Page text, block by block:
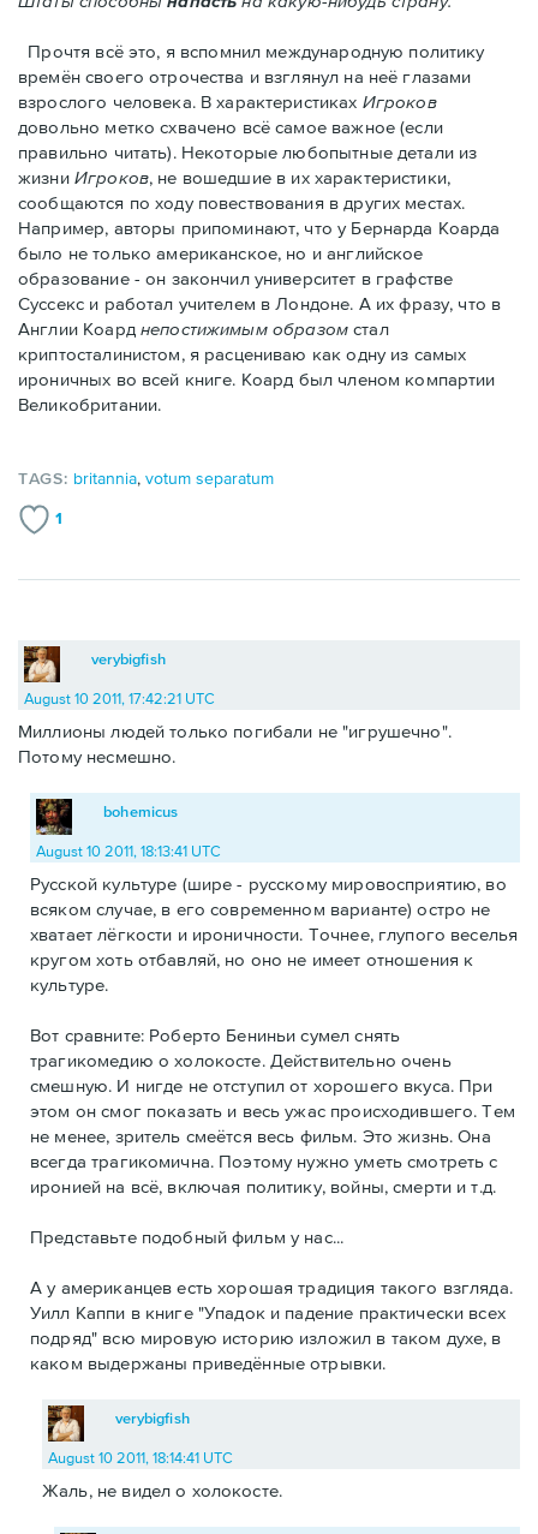
Прочтя всё это, я вспомнил международную политику
времён своего отрочества и взглянул на неё глазами
взрослого человека. В характеристиках Игроков
довольно метко схвачено всё самое важное (если
правильно читать). Некоторые любопытные детали из
жизни Игроков, не вошедшие в их характеристики,
сообщаются по ходу повествования в других местах.
Например, авторы припоминают, что у Бернарда Коарда
было не только американское, но и английское
образование - он закончил университет в графстве
Суссекс и работал учителем в Лондоне. А их фразу, что в
Англии Коард непостижимым образомстал
криптосталинистом, я расцениваю как одну из самых
ироничных во всей книге. Коард был членом компартии
Великобритании.
TAGS: britannia,votum separatum
1
verybigfish
August 10 2011, 17:42:21 UTC
Миллионы людей только погибали не "игрушечно".
Потому несмешно.
bohemicus
August 10 2011, 18:13:41 UTC
Русской культуре (шире - русскому мировосприятию, во
всяком случае, в его современном варианте) остро не
хватает лёгкости и ироничности. Точнее, глупого веселья
кругом хоть отбавляй, но оно не имеет отношения к
культуре.
Вот сравните: Роберто Бениньи сумел снять
трагикомедию о холокосте. Действительно очень
смешную. И нигде не отступил от хорошего вкуса. При
этом он смог показать и весь ужас происходившего. Тем
не менее, зритель смеётся весь фильм. Это жизнь. Она
всегда трагикомична. Поэтому нужно уметь смотреть с
иронией на всё, включая политику, войны, смерти и т.д.
Представьте подобный фильм у нас...
А у американцев есть хорошая традиция такого взгляда.
Уилл Каппи в книге "Упадок и падение практически всех
подряд" всю мировую историю изложил в таком духе, в
каком выдержаны приведённые отрывки.
verybigfish
August 10 2011, 18:14:41 UTC
Жаль, не видел о холокосте.